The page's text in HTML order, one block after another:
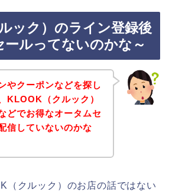
ック）のライン登録後
ールってないのかな～
やクーポンなどを探し
KLOOK（クルック）
どでお得なオータムセ
信していないのかな
（クルック）のお店の話ではない